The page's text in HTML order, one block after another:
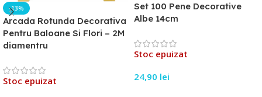
-13%
Arcada Rotunda Decorativa
Pentru Baloane Si Flori – 2M
diamentru
Stoc epuizat
Set 100 Pene Decorative
Albe 14cm
Stoc epuizat
24,90 lei